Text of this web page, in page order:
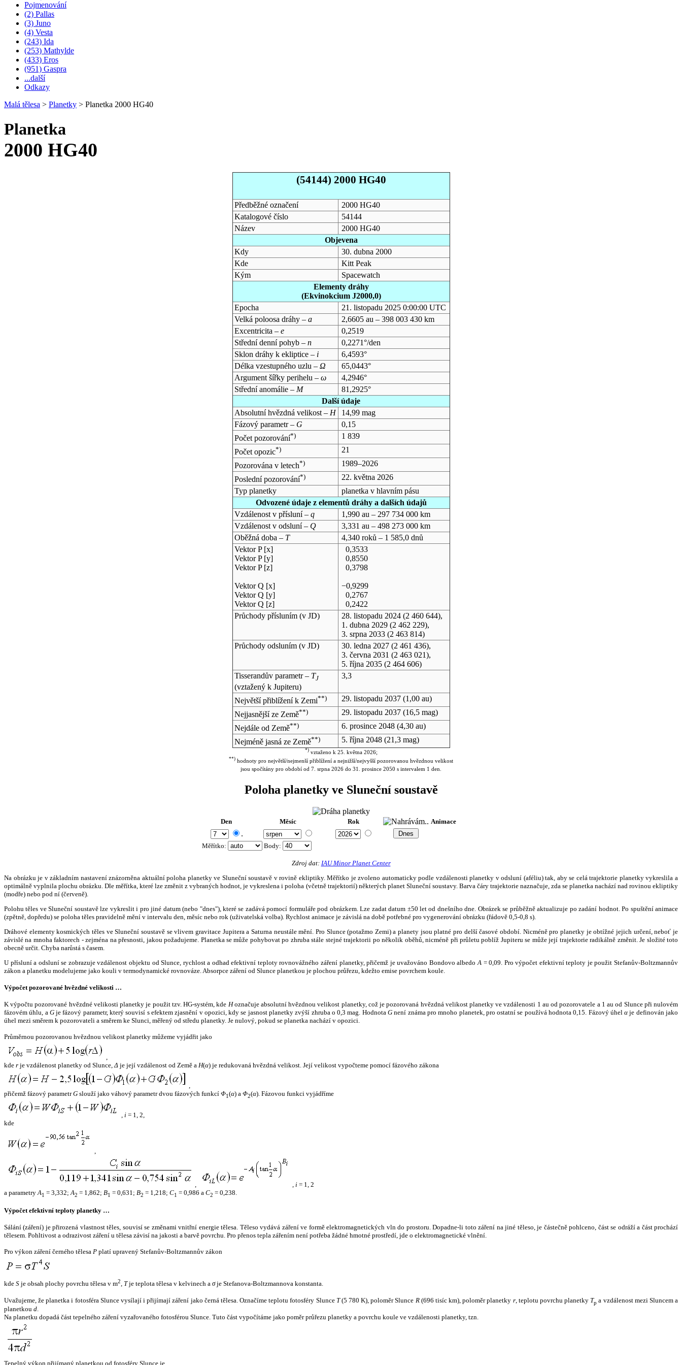
Pojmenování
(2) Pallas
(3) Juno
(4) Vesta
(243) Ida
(253) Mathylde
(433) Eros
(951) Gaspra
...další
Odkazy
Malá tělesa > Planetky > Planetka 2000 HG40
Planetka
2000 HG40
(54144) 2000 HG40
Předběžné označení
2000 HG40
Katalogové číslo
54144
Název
2000 HG40
Objevena
Kdy
30. dubna 2000
Kde
Kitt Peak
Kým
Spacewatch
Elementy dráhy
(Ekvinokcium J2000,0)
Epocha
21. listopadu 2025 0:00:00 UTC
Velká poloosa dráhy – a
2,6605 au – 398 003 430 km
Excentricita – e
0,2519
Střední denní pohyb – n
0,2271°/den
Sklon dráhy k ekliptice – i
6,4593°
Délka vzestupného uzlu – Ω
65,0443°
Argument šířky perihelu – ω
4,2946°
Střední anomálie – M
81,2925°
Další údaje
Absolutní hvězdná velikost – H
14,99 mag
Fázový parametr – G
0,15
Počet pozorování*)
1 839
Počet opozic*)
21
Pozorována v letech*)
1989–2026
Poslední pozorování*)
22. května 2026
Typ planetky
planetka v hlavním pásu
Odvozené údaje z elementů dráhy a dalších údajů
Vzdálenost v přísluní – q
1,990 au – 297 734 000 km
Vzdálenost v odsluní – Q
3,331 au – 498 273 000 km
Oběžná doba – T
4,340 roků – 1 585,0 dnů
Vektor P [x]
Vektor P [y]
Vektor P [z]
Vektor Q [x]
Vektor Q [y]
Vektor Q [z]
0,3533
0,8550
0,3798
−0,9299
0,2767
0,2422
Průchody přísluním (v JD) 28. listopadu 2024(2 460 644),
1. dubna 2029(2 462 229),
3. srpna 2033(2 463 814)
Průchody odsluním (v JD) 30. ledna 2027(2 461 436),
3. června 2031 (2 463 021),
5. října 2035(2 464 606)
Tisserandův parametr – TJ
(vztažený k Jupiteru)
3,3
Největší přiblížení k Zemi**) 29. listopadu 2037(1,00 au)
Nejjasnější ze Země**) 29. listopadu 2037(16,5 mag)
Nejdále od Země**) 6. prosince 2048(4,30 au)
Nejméně jasná ze Země**) 5. října 2048(21,3 mag)
*)vztaženo k 25. května 2026;
**) hodnoty pro největší/nejmenší přiblížení a nejnižší/nejvyšší pozorovanou hvězdnou velikost
jsou spočítány pro období od 7. srpna 2026 do 31. prosince 2050 s intervalem 1 den.
Poloha planetky ve Sluneční soustavě
Den Měsíc Rok Animace
.
Měřítko: Body:
Zdroj dat: IAU Minor Planet Center
Na obrázku je v základním nastavení znázorněna aktuální poloha planetky ve Sluneční soustavě v rovině ekliptiky. Měřítko je zvoleno automaticky podle vzdálenosti planetky v odsluní (aféliu) tak, aby se celá trajektorie planetky vykreslila a
optimálně vyplnila plochu obrázku. Dle měřítka, které lze změnit z vybraných hodnot, je vykreslena i poloha (včetně trajektorií) některých planet Sluneční soustavy. Barva čáry trajektorie naznačuje, zda se planetka nachází nad rovinou ekliptiky
(modře) nebo pod ní (červeně).
Polohu těles ve Sluneční soustavě lze vykreslit i pro jiné datum (nebo "dnes"), které se zadává pomocí formuláře pod obrázkem. Lze zadat datum ±50 let od dnešního dne. Obrázek se průběžně aktualizuje po zadání hodnot. Po spuštění animace
(zpětně, dopředu) se poloha těles pravidelně mění v intervalu den, měsíc nebo rok (uživatelská volba). Rychlost animace je závislá na době potřebné pro vygenerování obrázku (řádově 0,5-0,8 s).
Dráhové elementy kosmických těles ve Sluneční soustavě se vlivem gravitace Jupitera a Saturna neustále mění. Pro Slunce (potažmo Zemi) a planety jsou platné pro delší časové období. Nicméně pro planetky je obtížné jejich určení, neboť je
závislé na mnoha faktorech - zejména na přesnosti, jakou požadujeme. Planetka se může pohybovat po zhruba stále stejné trajektorii po několik oběhů, nicméně při průletu poblíž Jupiteru se může její trajektorie radikálně změnit. Je složité toto
obecně určit. Chyba narůstá s časem.
U přísluní a odsluní se zobrazuje vzdálenost objektu od Slunce, rychlost a odhad efektivní teploty rovnovážného záření planetky, přičemž je uvažováno Bondovo albedo A = 0,09. Pro výpočet efektivní teploty je použit Stefanův-Boltzmannův
zákon a planetku modelujeme jako kouli v termodynamické rovnováze. Absorpce záření od Slunce planetkou je plochou průřezu, kdežto emise povrchem koule.
Výpočet pozorované hvězdné velikosti …
K výpočtu pozorované hvězdné velikosti planetky je použit tzv. HG-systém, kde Hoznačuje absolutní hvězdnou velikost planetky, což je pozorovaná hvězdná velikost planetky ve vzdálenosti 1 au od pozorovatele a 1 au od Slunce při nulovém
fázovém úhlu, a Gje fázový parametr, který souvisí s efektem zjasnění v opozici, kdy se jasnost planetky zvýší zhruba o 0,3 mag. HodnotaG není známa pro mnoho planetek, pro ostatní se používá hodnota 0,15. Fázový úhelα je definován jako
úhel mezi směrem k pozorovateli a směrem ke Slunci, měřený od středu planetky. Je nulový, pokud se planetka nachází v opozici.
Průměrnou pozorovanou hvězdnou velikost planetky můžeme vyjádřit jako
,
kde r je vzdálenost planetky od Slunce,Δ je její vzdálenost od Země a H(α) je redukovaná hvězdná velikost. Její velikost vypočteme pomocí fázového zákona
,
přičemž fázový parametrG slouží jako váhový parametr dvou fázových funkcí Φ1(α) a Φ2(α). Fázovou funkci vyjádříme
, i = 1, 2,
kde
,
, , i = 1, 2
a parametryA1 = 3,332;A2 = 1,862; B1 = 0,631; B2 = 1,218; C1 = 0,986 a C2 = 0,238.
Výpočet efektivní teploty planetky …
Sálání (záření) je přirozená vlastnost těles, souvisí se změnami vnitřní energie tělesa. Těleso vydává záření ve formě elektromagnetických vln do prostoru. Dopadne-li toto záření na jiné těleso, je částečně pohlceno, část se odráží a část prochází
tělesem. Pohltivost a odrazivost záření u tělesa závisí na jakosti a barvě povrchu. Pro přenos tepla zářením není potřeba žádné hmotné prostředí, jde o elektromagnetické vlnění.
Pro výkon záření černého tělesa P platí upravený Stefanův-Boltzmannův zákon
kde S je obsah plochy povrchu tělesa v m2, Tje teplota tělesa v kelvinech a σje Stefanova-Boltzmannova konstanta.
Uvažujeme, že planetka i fotosféra Slunce vysílají i přijímají záření jako černá tělesa. Označíme teplotu fotosféry Slunce T(5 780 K), poloměr Slunce R(696 tisíc km), poloměr planetky r, teplotu povrchu planetky Tp a vzdálenost mezi Sluncem a
planetkou d.
Na planetku dopadá část tepelného záření vyzařovaného fotosférou Slunce. Tuto část vypočítáme jako poměr průřezu planetky a povrchu koule ve vzdálenosti planetky, tzn.
Tepelný výkon přijímaný planetkou od fotosféry Slunce je